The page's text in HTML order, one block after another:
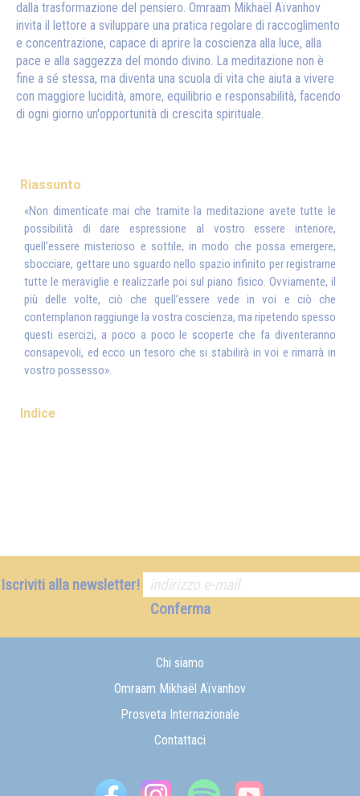
dalla trasformazione del pensiero. Omraam Mikhaël Aïvanhov
invita il lettore a sviluppare una pratica regolare di raccoglimento
e concentrazione, capace di aprire la coscienza alla luce, alla
pace e alla saggezza del mondo divino. La meditazione non è
fine a sé stessa, ma diventa una scuola di vita che aiuta a vivere
con maggiore lucidità, amore, equilibrio e responsabilità, facendo
di ogni giorno un'opportunità di crescita spirituale.
Riassunto
«Non dimenticate mai che tramite la meditazione avete tutte le
possibilità di dare espressione al vostro essere interiore,
quell’essere misterioso e sottile, in modo che possa emergere,
sbocciare, gettare uno sguardo nello spazio infinito per registrarne
tutte le meraviglie e realizzarle poi sul piano fisico. Ovviamente, il
più delle volte, ciò che quell’essere vede in voi e ciò che
contemplanon raggiunge la vostra coscienza, ma ripetendo spesso
questi esercizi, a poco a poco le scoperte che fa diventeranno
consapevoli, ed ecco un tesoro che si stabilirà in voi e rimarrà in
vostro possesso».
Indice
Iscriviti alla newsletter!
Conferma
Chi siamo
Omraam Mikhaël Aïvanhov
Prosveta Internazionale
Contattaci